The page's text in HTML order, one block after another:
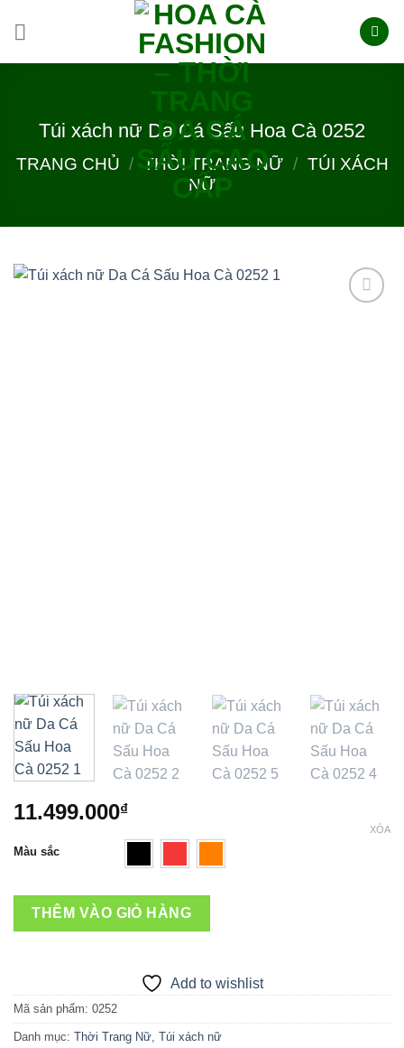
Túi xách nữ Da Cá Sấu Hoa Cà 0252
TRANG CHỦ / THỜI TRANG NỮ / TÚI XÁCH
NỮ
11.499.000₫
Màu sắc
XÓA
THÊM VÀO GIỎ HÀNG
Add to wishlist
Mã sản phẩm: 0252
Danh mục: Thời Trang Nữ Túi xách nữ